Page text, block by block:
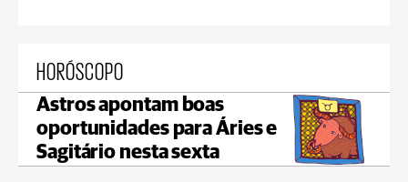
HORÓSCOPO
Astros apontam boas
oportunidades para Áries e
Sagitário nesta sexta